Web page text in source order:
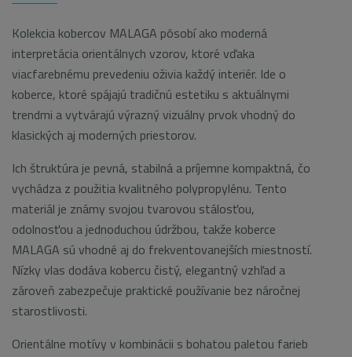
Kolekcia kobercov MALAGA pôsobí ako moderná
interpretácia orientálnych vzorov, ktoré vďaka
viacfarebnému prevedeniu oživia každý interiér. Ide o
koberce, ktoré spájajú tradičnú estetiku s aktuálnymi
trendmi a vytvárajú výrazný vizuálny prvok vhodný do
klasických aj moderných priestorov.
Ich štruktúra je pevná, stabilná a príjemne kompaktná, čo
vychádza z použitia kvalitného polypropylénu. Tento
materiál je známy svojou tvarovou stálosťou,
odolnosťou a jednoduchou údržbou, takže koberce
MALAGA sú vhodné aj do frekventovanejších miestností.
Nízky vlas dodáva kobercu čistý, elegantný vzhľad a
zároveň zabezpečuje praktické používanie bez náročnej
starostlivosti.
Orientálne motívy v kombinácii s bohatou paletou farieb